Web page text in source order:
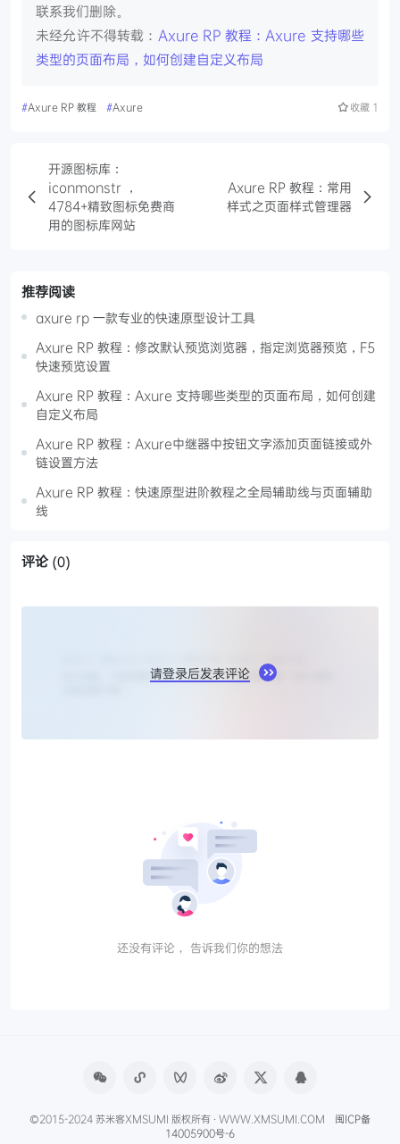
联系我们删除。
未经允许不得转载： Axure RP 教程：Axure 支持哪些
类型的页面布局，如何创建自定义布局
#Axure RP 教程 #Axure 收藏 1
开源图标库：
iconmonstr ，
4784+精致图标免费商
用的图标库网站
Axure RP 教程：常用
样式之页面样式管理器
推荐阅读
axure rp 一款专业的快速原型设计工具
Axure RP 教程：修改默认预览浏览器，指定浏览器预览，F5
快速预览设置
Axure RP 教程：Axure 支持哪些类型的页面布局，如何创建
自定义布局
Axure RP 教程：Axure中继器中按钮文字添加页面链接或外
链设置方法
Axure RP 教程：快速原型进阶教程之全局辅助线与页面辅助
线
评论 (0)
请登录后发表评论
还没有评论， 告诉我们你的想法
©2015-2024 苏米客XMSUMI 版权所有 · WWW.XMSUMI.COM 闽ICP备
14005900号-6